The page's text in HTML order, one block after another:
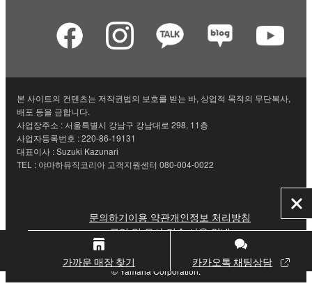
가까운 매장 찾기 카카오톡 채팅상담
닫
기
본 사이트의 컨텐츠는 저작권법의 보호를 받는 바, 상업적 목적의 무단복사,
배포 등을 금합니다.
사업장주소 : 서울특별시 강남구 강남대로 298, 11층
사업자등록번호 : 220-86-19131
대표이사 : Suzuki Kazunari
TEL : 야마하뮤직코리아 고객지원센터 080-004-0022
문의하기이용 약관개인정보 처리방침
쿠키 및 유사 기술 사용 안내
© Yamaha Corporation.